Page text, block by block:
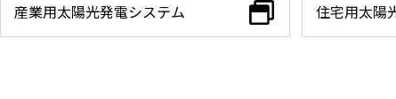
産業用太陽光発電システム 住宅用太陽